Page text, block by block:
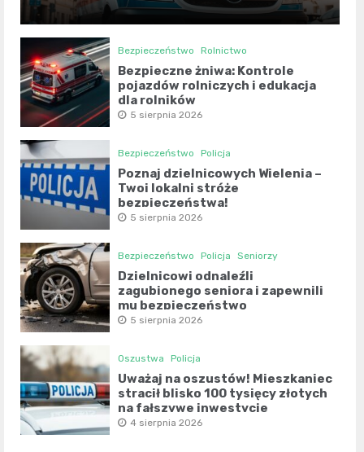
Bezpieczeństwo Rolnictwo
Bezpieczne żniwa: Kontrole
pojazdów rolniczych i edukacja
dla rolników
5 sierpnia 2026
Bezpieczeństwo Policja
Poznaj dzielnicowych Wielenia –
Twoi lokalni stróże
bezpieczeństwa!
5 sierpnia 2026
Bezpieczeństwo Policja Seniorzy
Dzielnicowi odnaleźli
zagubionego seniora i zapewnili
mu bezpieczeństwo
5 sierpnia 2026
Oszustwa Policja
Uważaj na oszustów! Mieszkaniec
stracił blisko 100 tysięcy złotych
na fałszywe inwestycje
4 sierpnia 2026